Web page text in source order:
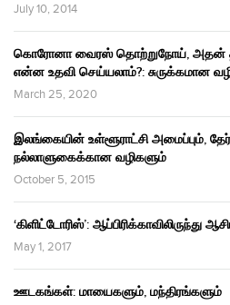
July 10, 2014
கொரோனா வைரஸ் தொற்றுநோய், அதன்
என்ன உதவி செய்யலாம்?: சுருக்கமான
March 25, 2020
இலங்கையின் உள்ளூராட்சி அமைப்பும்,
நல்லாளுகைக்கான வழிகளும்
October 5, 2015
‘கிளிட்டோரிஸ்’: ஆப்பிரிக்காவிலிருந்து
May 1, 2017
ஊடகங்கள்: மாயைகளும், மந்திரங்களும்